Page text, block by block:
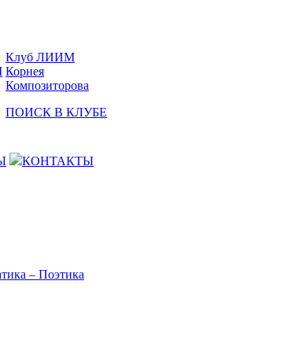
Клуб ЛИИМ
Корнея
Композиторова
ПОИСК В КЛУБЕ
КОНТАКТЫ
– Поэтика